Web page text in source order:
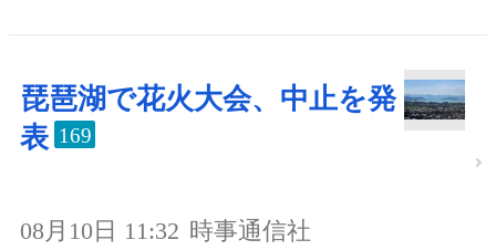
琵琶湖で花火大会、中止を発
表 169
08月10日 11:32 時事通信社